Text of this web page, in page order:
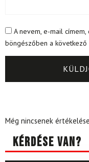
A nevem, e-mail
böngészőben a következő
Még nincsenek
Kérdése van?